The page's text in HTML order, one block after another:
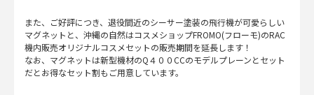
また、ご好評につき、退役間近のシーサー塗装の飛行機が可愛らしい
マグネットと、沖縄の自然はコスメショップFROMO(フローモ)のRAC
機内販売オリジナルコスメセットの販売期間を延長します！
なお、マグネットは新型機材のQ４００CCのモデルプレーンとセット
だとお得なセット割もご用意しています。